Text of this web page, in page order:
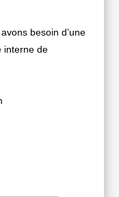
besoin d’une
interne de